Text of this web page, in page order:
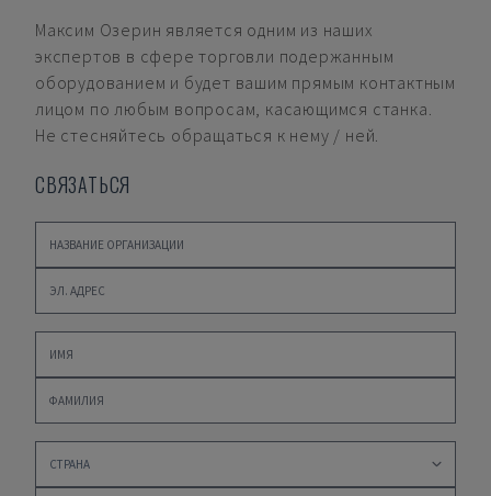
Максим Озерин является одним из наших
экспертов в сфере торговли подержанным
оборудованием и будет вашим прямым контактным
лицом по любым вопросам, касающимся станка.
Не стесняйтесь обращаться к нему / ней.
СВЯЗАТЬСЯ